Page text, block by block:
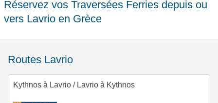
Réservez vos Traversées Ferries depuis ou
vers Lavrio en Grèce
Routes Lavrio
Kythnos à Lavrio /Lavrio à Kythnos